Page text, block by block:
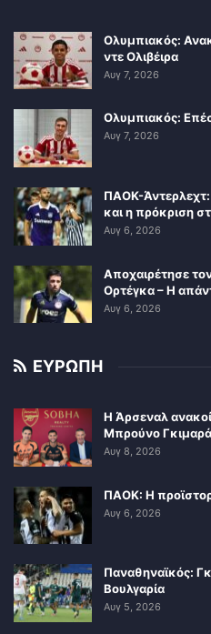
Ολυμπιακός:
ντε Ολιβέιρα
Αυγ 7, 2026
Ολυμπιακός:
Αυγ 7, 2026
ΠΑΟΚ-
και η πρόκριση
Αυγ 6, 2026
Αποχαιρέτησε
Ορτέγκα – Η
Αυγ 6, 2026
ΕΥΡΩΠΗ
Η Άρσεναλ
Μπρούνο
Αυγ 8, 2026
ΠΑΟΚ: Η
Αυγ 6, 2026
Παναθηναϊκός:
Βουλγαρία
Αυγ 5, 2026